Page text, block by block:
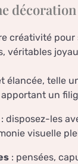
créativité
véritables
élancée, telle
un
: disposez-les
visuelle
: pensées,